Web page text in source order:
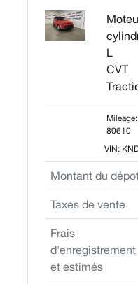
L
CVT
Mileage:
80610
VIN:
Montant du
Taxes de vente
Frais
d'enregistrement
et estimés